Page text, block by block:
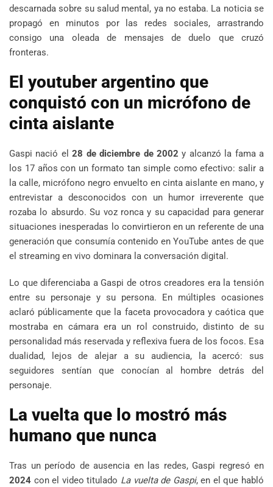
descarnada sobre su salud mental, ya no estaba. La noticia se
propagó en minutos por las redes sociales, arrastrando
consigo una oleada de mensajes de duelo que cruzó
fronteras.
El youtuber argentino que
conquistó con un micrófono de
cinta aislante
Gaspi nació el28 de diciembre de 2002 y alcanzó la fama a
los 17 años con un formato tan simple como efectivo: salir a
la calle, micrófono negro envuelto en cinta aislante en mano, y
entrevistar a desconocidos con un humor irreverente que
rozaba lo absurdo. Su voz ronca y su capacidad para generar
situaciones inesperadas lo convirtieron en un referente de una
generación que consumía contenido en YouTube antes de que
el streaming en vivo dominara la conversación digital.
Lo que diferenciaba a Gaspi de otros creadores era la tensión
entre su personaje y su persona. En múltiples ocasiones
aclaró públicamente que la faceta provocadora y caótica que
mostraba en cámara era un rol construido, distinto de su
personalidad más reservada y reflexiva fuera de los focos. Esa
dualidad, lejos de alejar a su audiencia, la acercó: sus
seguidores sentían que conocían al hombre detrás del
personaje.
La vuelta que lo mostró más
humano que nunca
Tras un período de ausencia en las redes, Gaspi regresó en
2024 con el video titulado La vuelta de Gaspi, en el que habló